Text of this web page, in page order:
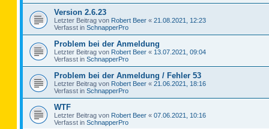
Version 2.6.23
Letzter Beitrag von Robert Beer « 21.08.2021, 12:23
Verfasst in SchnapperPro
Problem bei der Anmeldung
Letzter Beitrag von Robert Beer « 13.07.2021, 09:04
Verfasst in SchnapperPro
Problem bei der Anmeldung / Fehler 53
Letzter Beitrag von Robert Beer « 21.06.2021, 18:16
Verfasst in SchnapperPro
WTF
Letzter Beitrag von Robert Beer « 07.06.2021, 10:16
Verfasst in SchnapperPro